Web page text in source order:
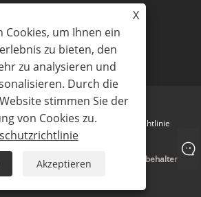
Sitemap RSS XML Datenschutzrichtlinie
Biopharm Co., Ltd. Alle Rechte vorbehalten
X
Cookies, um Ihnen ein
zu bieten, den
zu analysieren und
Durch die
stimmen Sie der
von Cookies zu.
Akzeptieren